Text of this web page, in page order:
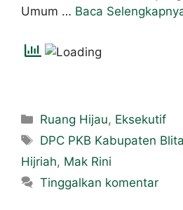
Umum … Baca
Ruang Hijau, Eksekutif
DPC PKB Kabupaten
Hijriah, Mak Rini
Tinggalkan komentar